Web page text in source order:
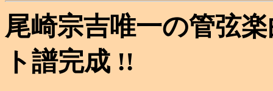
尾崎宗吉唯一の管弦
ト譜完成 !!